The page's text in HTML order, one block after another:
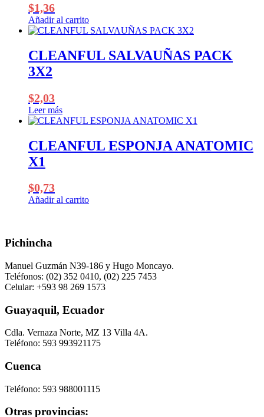
$1,36
Añadir al carrito
CLEANFUL SALVAUÑAS PACK
3X2
$2,03
Leer más
CLEANFUL ESPONJA ANATOMIC
X1
$0,73
Añadir al carrito
Pichincha
Manuel Guzmán N39-186 y Hugo Moncayo.
Teléfonos: (02) 352 0410, (02) 225 7453
Celular: +593 98 269 1573
Guayaquil, Ecuador
Cdla. Vernaza Norte, MZ 13 Villa 4A.
Teléfono: 593 993921175
Cuenca
Teléfono: 593 988001115
Otras provincias: